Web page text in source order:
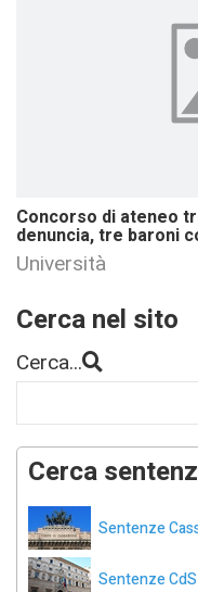
Concorso di ateneo
denuncia, tre baroni
Università
Cerca nel sito
Cerca...
Cerca
Sentenze
Sentenze